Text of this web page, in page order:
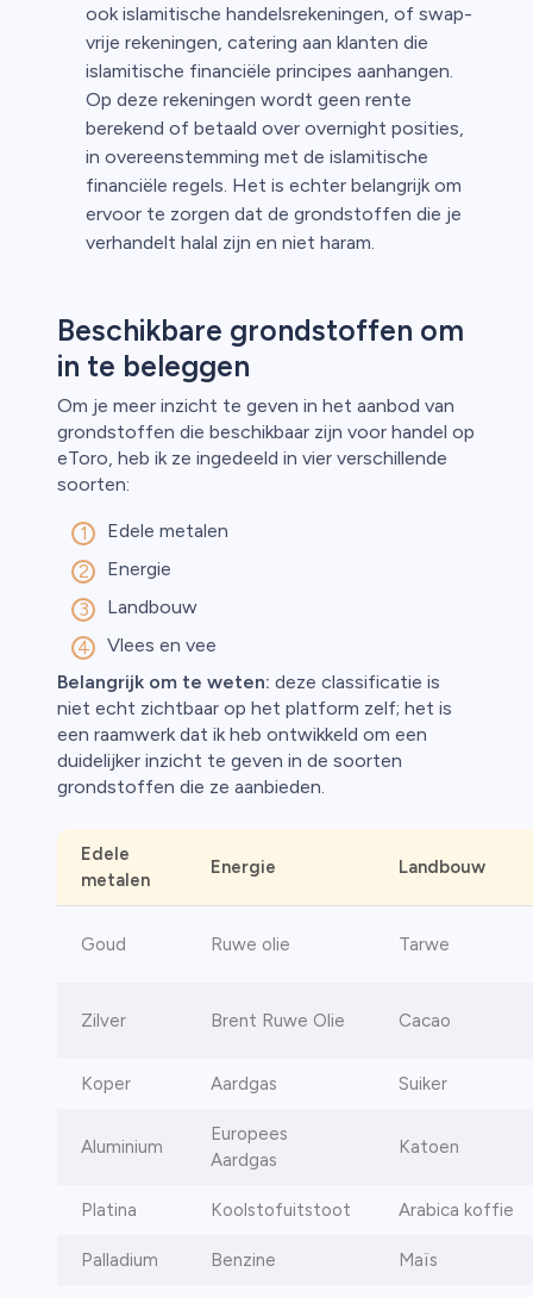
ook islamitische handelsrekeningen, of swap-
vrije rekeningen, catering aan klanten die
islamitische financiële principes aanhangen.
Op deze rekeningen wordt geen rente
berekend of betaald over overnight posities,
in overeenstemming met de islamitische
financiële regels. Het is echter belangrijk om
ervoor te zorgen dat de grondstoffen die je
verhandelt halal zijn en niet haram.
Beschikbare grondstoffen om
in te beleggen
Om je meer inzicht te geven in het aanbod van
grondstoffen die beschikbaar zijn voor handel op
eToro, heb ik ze ingedeeld in vier verschillende
soorten:
Edele metalen
Energie
Landbouw
Vlees en vee
Belangrijk om te weten: deze classificatie is
niet echt zichtbaar op het platform zelf; het is
een raamwerk dat ik heb ontwikkeld om een
duidelijker inzicht te geven in de soorten
grondstoffen die ze aanbieden.
Edele
metalen
Energie Landbouw
Goud Ruwe olie Tarwe
Zilver Brent Ruwe Olie Cacao
Koper Aardgas Suiker
Aluminium
Europees
Aardgas
Katoen
Platina Koolstofuitstoot Arabica koffie
Palladium Benzine Maïs